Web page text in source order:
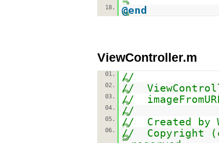
18.
@end
ViewController.m
01. //
02. //
03. //
04. //
05. // Created by
06.
// Copyright